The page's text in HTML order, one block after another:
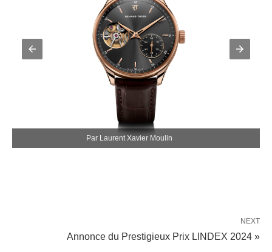
Par Laurent Xavier Moulin
NEXT
Annonce du Prestigieux Prix LINDEX 2024 »